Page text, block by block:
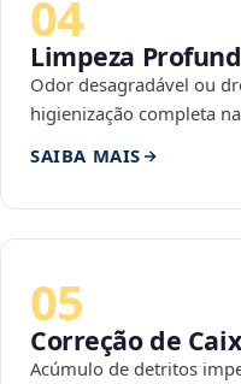
04
Limpeza
Odor desagradável ou
higienização completa
SAIBA MAIS
05
Correção de
Acúmulo de detritos